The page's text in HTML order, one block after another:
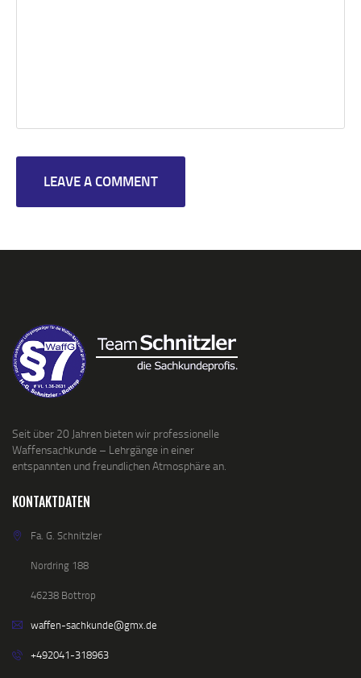
Seit über 20 Jahren bieten wir professionelle
Waffensachkunde – Lehrgänge in einer
entspannten und freundlichen Atmosphäre an.
KONTAKTDATEN
Fa. G. Schnitzler
Nordring 188
46238 Bottrop
waffen-sachkunde@gmx.de
+492041-318963